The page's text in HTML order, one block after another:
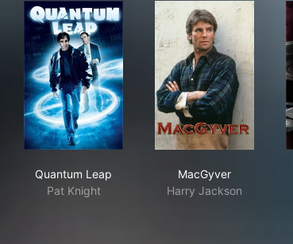
Quantum Leap
Pat Knight
MacGyver
Harry Jackson